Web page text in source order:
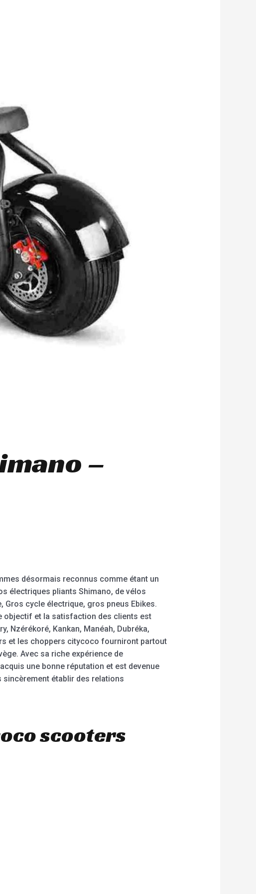
–
désormais reconnus comme étant un
électriques pliants Shimano, de vélos
Gros cycle électrique, gros pneus Ebikes.
objectif et la satisfaction des clients est
Nzérékoré, Kankan, Manéah, Dubréka,
et les choppers citycoco fourniront partout
Avec sa riche expérience de
une bonne réputation et est devenue
établir des relations
scooters